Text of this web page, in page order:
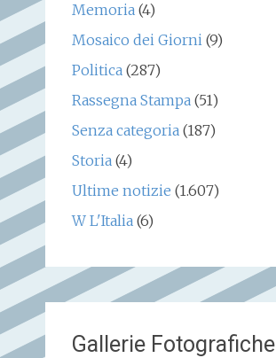
Memoria(4)
Mosaico dei Giorni(9)
Politica(287)
Rassegna Stampa(51)
Senza categoria(187)
Storia(4)
Ultime notizie (1.607)
W L'Italia(6)
Gallerie Fotografiche